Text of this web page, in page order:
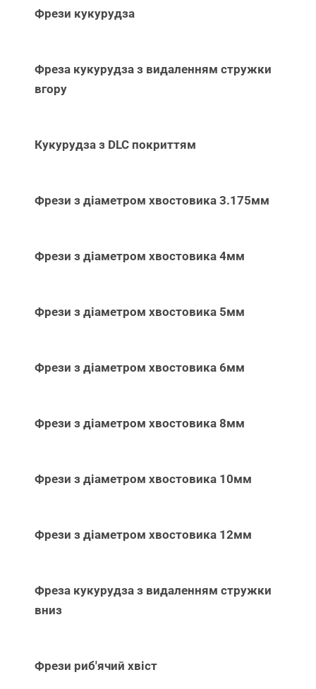
Фрези кукурудза
Фреза кукурудза з видаленням стружки
вгору
Кукурудза з DLC покриттям
Фрези з діаметром хвостовика 3.175мм
Фрези з діаметром хвостовика 4мм
Фрези з діаметром хвостовика 5мм
Фрези з діаметром хвостовика 6мм
Фрези з діаметром хвостовика 8мм
Фрези з діаметром хвостовика 10мм
Фрези з діаметром хвостовика 12мм
Фреза кукурудза з видаленням стружки
вниз
Фрези риб'ячий хвіст